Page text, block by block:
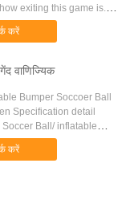
exiting this game is.
the high top along with the
करें
वाणिज्यिक
Bumper Soccoer Ball
Specification detail
Ball/ inflatable
Material PVC or TPU
करें